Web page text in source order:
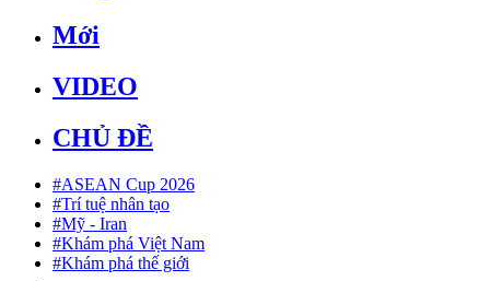
Mới
VIDEO
CHỦ ĐỀ
#ASEAN Cup 2026
#Trí tuệ nhân tạo
#Mỹ - Iran
#Khám phá Việt Nam
#Khám phá thế giới